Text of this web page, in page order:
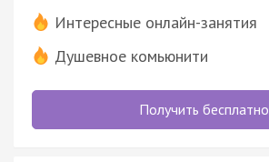
Интересные онлайн-занятия
Душевное комьюнити
Получить бесплатно